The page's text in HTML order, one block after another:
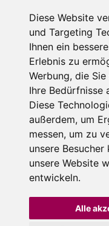
Diese Website
und Targeting
Ihnen ein
Erlebnis zu
Werbung, die
Ihre Bedürfnisse
Diese
außerdem, um
messen, um zu
unsere
unsere Website
entwickeln.
Alle
Teppich in Ihrem
60cm. Vor allem in
Oberfläche ein sehr
Fletco Fluffy und Fletco
* Alle Preise inkl. gesetzl.
ab 500 Euro in
Produktpräsentation und